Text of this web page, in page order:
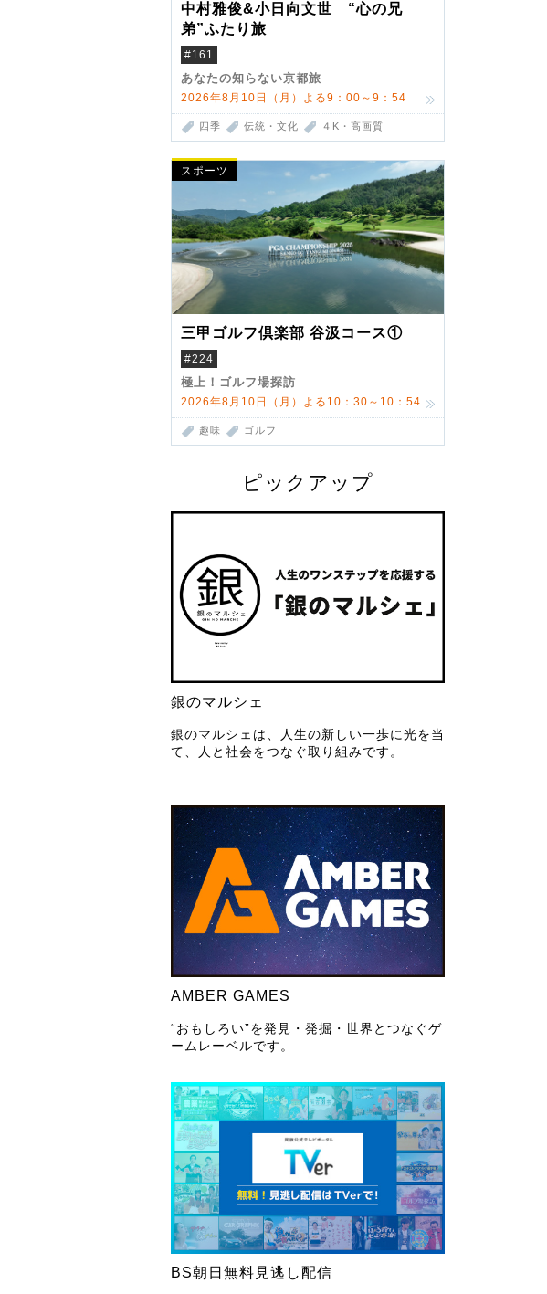
中村雅俊&小日向文世 “心の兄
弟”ふたり旅
#161
あなたの知らない京都旅
2026年8月10日（月）よる9：00～9：54
四季 伝統・文化 ４K・高画質
スポーツ
三甲ゴルフ倶楽部 谷汲コース①
#224
極上！ゴルフ場探訪
2026年8月10日（月）よる10：30～10：54
趣味 ゴルフ
ピックアップ
銀のマルシェ
銀のマルシェは、人生の新しい一歩に光を当
て、人と社会をつなぐ取り組みです。
AMBER GAMES
“おもしろい”を発見・発掘・世界とつなぐゲ
ームレーベルです。
BS朝日無料見逃し配信